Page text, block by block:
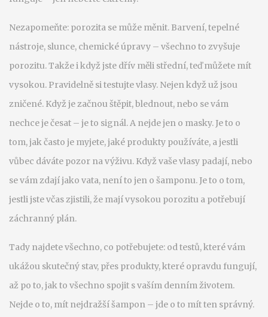
Nezapomeňte: porozita se může měnit. Barvení, tepelné
nástroje, slunce, chemické úpravy – všechno to zvyšuje
porozitu. Takže i když jste dřív měli střední, teď můžete mít
vysokou. Pravidelně si testujte vlasy. Nejen když už jsou
zničené. Když je začnou štěpit, blednout, nebo se vám
nechce je česat – je to signál. A nejde jen o masky. Je to o
tom, jak často je myjete, jaké produkty používáte, a jestli
vůbec dáváte pozor na výživu. Když vaše vlasy padají, nebo
se vám zdají jako vata, není to jen o šamponu. Je to o tom,
jestli jste včas zjistili, že mají vysokou porozitu a potřebují
záchranný plán.
Tady najdete všechno, co potřebujete: od testů, které vám
ukážou skutečný stav, přes produkty, které opravdu fungují,
až po to, jak to všechno spojit s vaším denním životem.
Nejde o to, mít nejdražší šampon – jde o to mít ten správný.